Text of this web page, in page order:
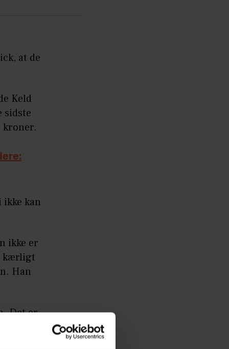
at de
Keld
sidste
kroner.
ikke kan
ikke er
kærligt
Han
Det er